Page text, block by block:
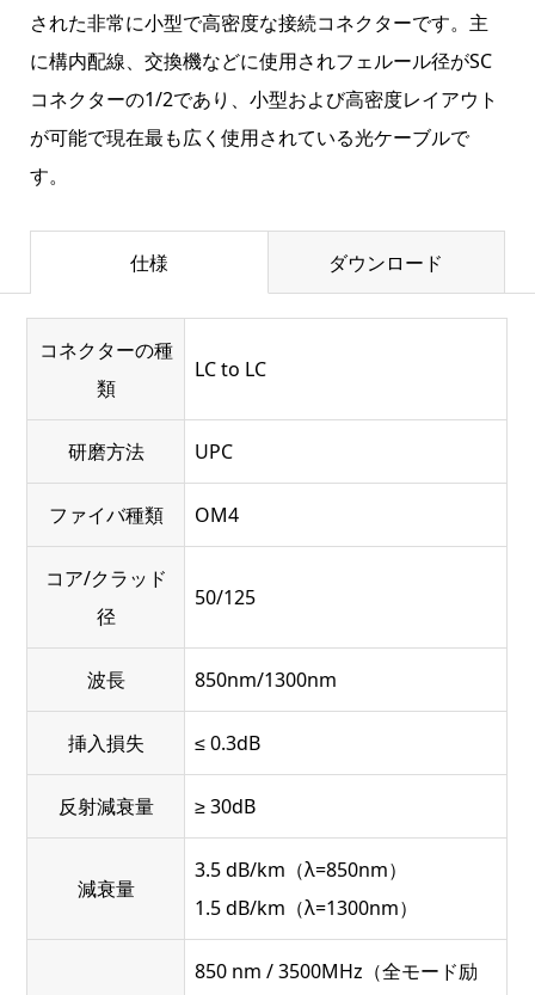
された非常に小型で高密度な接続コネクターです。主
に構内配線、交換機などに使用されフェルール径がSC
コネクターの1/2であり、小型および高密度レイアウト
が可能で現在最も広く使用されている光ケーブルで
す。
仕様 ダウンロード
コネクターの種
類
LC to LC
研磨方法 UPC
ファイバ種類 OM4
コア/クラッド
径
50/125
波長 850nm/1300nm
挿入損失 ≤ 0.3dB
反射減衰量 ≥ 30dB
減衰量
3.5 dB/km（λ=850nm）
1.5 dB/km（λ=1300nm）
850 nm / 3500MHz（全モード励